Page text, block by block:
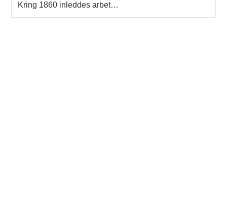
Kring 1860 inleddes arbet…